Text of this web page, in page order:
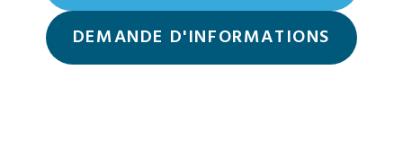
DEMANDE D'INFORMATIONS